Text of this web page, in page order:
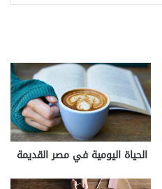
الحياة اليومية في مصر القديمة